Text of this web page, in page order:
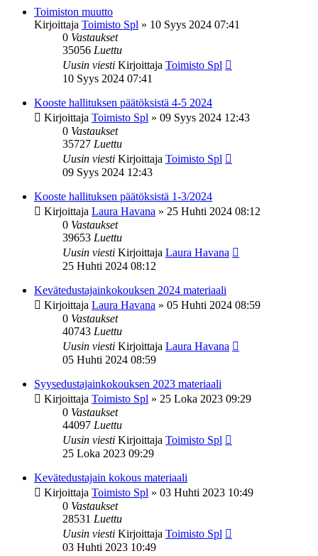
Toimiston muutto
Kirjoittaja Toimisto Spl » 10 Syys 2024 07:41
0 Vastaukset
35056 Luettu
Uusin viesti Kirjoittaja Toimisto Spl
10 Syys 2024 07:41
Kooste hallituksen päätöksistä 4-5 2024
Kirjoittaja Toimisto Spl » 09 Syys 2024 12:43
0 Vastaukset
35727 Luettu
Uusin viesti Kirjoittaja Toimisto Spl
09 Syys 2024 12:43
Kooste hallituksen päätöksistä 1-3/2024
Kirjoittaja Laura Havana » 25 Huhti 2024 08:12
0 Vastaukset
39653 Luettu
Uusin viesti Kirjoittaja Laura Havana
25 Huhti 2024 08:12
Kevätedustajainkokouksen 2024 materiaali
Kirjoittaja Laura Havana » 05 Huhti 2024 08:59
0 Vastaukset
40743 Luettu
Uusin viesti Kirjoittaja Laura Havana
05 Huhti 2024 08:59
Syysedustajainkokouksen 2023 materiaali
Kirjoittaja Toimisto Spl » 25 Loka 2023 09:29
0 Vastaukset
44097 Luettu
Uusin viesti Kirjoittaja Toimisto Spl
25 Loka 2023 09:29
Kevätedustajain kokous materiaali
Kirjoittaja Toimisto Spl » 03 Huhti 2023 10:49
0 Vastaukset
28531 Luettu
Uusin viesti Kirjoittaja Toimisto Spl
03 Huhti 2023 10:49